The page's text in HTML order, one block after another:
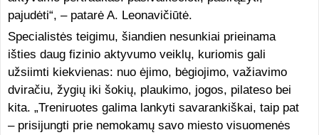
pajudėti“, – patarė A. Leonavičiūtė.
Specialistės teigimu, šiandien nesunkiai prieinama
išties daug fizinio aktyvumo veiklų, kuriomis gali
užsiimti kiekvienas: nuo ėjimo, bėgiojimo, važiavimo
dviračiu, žygių iki šokių, plaukimo, jogos, pilateso bei
kita. „Treniruotes galima lankyti savarankiškai, taip pat
– prisijungti prie nemokamų savo miesto visuomenės